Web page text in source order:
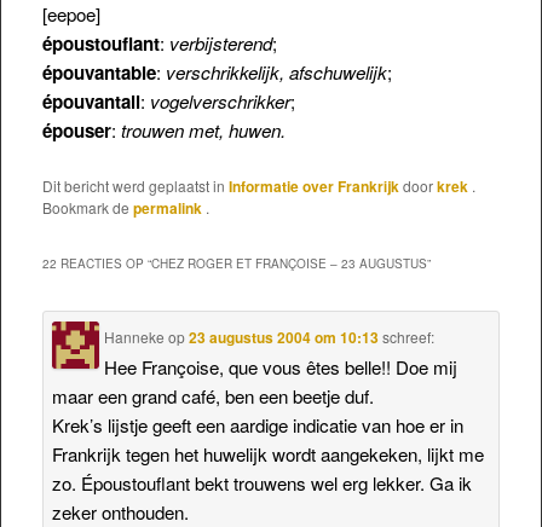
[eepoe]
époustouflant: verbijsterend;
épouvantable: verschrikkelijk, afschuwelijk;
épouvantail: vogelverschrikker;
épouser: trouwen met, huwen.
Dit bericht werd geplaatst in Informatie over Frankrijkdoorkrek .
Bookmark de permalink .
22 REACTIES OP “CHEZ ROGER ET FRANÇOISE – 23 AUGUSTUS”
Hanneke op23 augustus 2004 om 10:13 schreef:
Hee Françoise, que vous êtes belle!! Doe mij
maar een grand café, ben een beetje duf.
Krek’s lijstje geeft een aardige indicatie van hoe er in
Frankrijk tegen het huwelijk wordt aangekeken, lijkt me
zo. Époustouflant bekt trouwens wel erg lekker. Ga ik
zeker onthouden.